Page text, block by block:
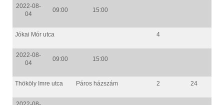
2022-08-
04
09:00 15:00
Jókai Mór utca 4
2022-08-
04
09:00 15:00
Thököly Imre utca Páros házszám 2 24